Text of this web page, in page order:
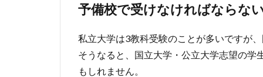
予備校で受けなければならな
私立大学は3教科受験のことが多いですが
そうなると、国立大学・公立大学志望の学
もしれません。